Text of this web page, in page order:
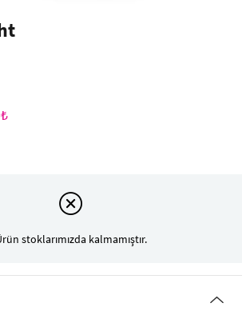
stoklarımızda kalmamıştır.